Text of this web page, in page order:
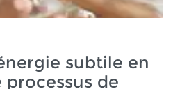
subtile en
de